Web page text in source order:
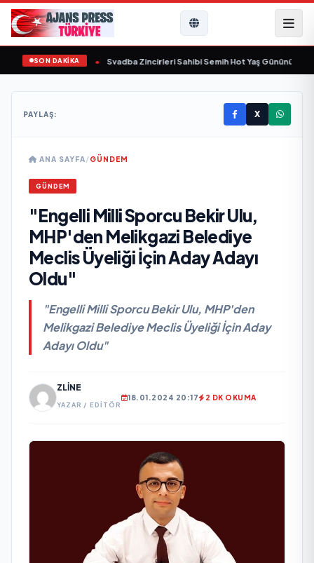
SON DAKİKA
yaşamını yitirdi Svadba Zincirleri Sahibi Semih Hot Yaş Gününü Sanat
PAYLAŞ: X
ANA SAYFA/GÜNDEM
GÜNDEM
"Engelli Milli Sporcu Bekir Ulu,
MHP'den Melikgazi Belediye
Meclis Üyeliği İçin Aday Adayı
Oldu"
"Engelli Milli Sporcu Bekir Ulu, MHP'den
Melikgazi Belediye Meclis Üyeliği İçin Aday
Adayı Oldu"
ZLINE
YAZAR / EDITÖR
18.01.2024 20:17 2 DK OKUMA